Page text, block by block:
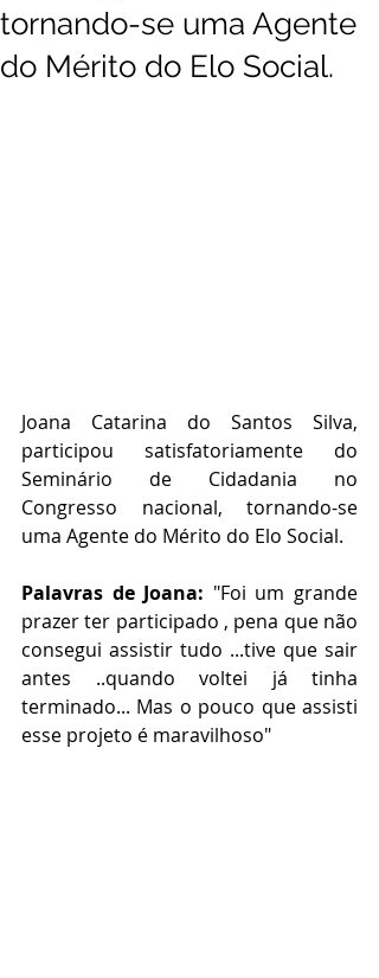
tornando-se uma Agente
do Mérito do Elo Social.
Joana Catarina do Santos Silva,
participou satisfatoriamente do
Seminário de Cidadania no
Congresso nacional, tornando-se
uma Agente do Mérito do Elo Social.
Palavras de Joana: "Foi um grande
prazer ter participado , pena que não
consegui assistir tudo ...tive que sair
antes ..quando voltei já tinha
terminado... Mas o pouco que assisti
esse projeto é maravilhoso"